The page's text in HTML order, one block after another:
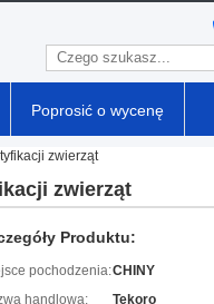
Poprosić o wycenę
zwierząt
zwierząt
Produktu:
pochodzenia:CHINY
handlowa:
Tekoro